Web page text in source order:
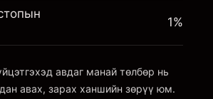
руу орох
~ $
руу орох
1%
авдаг манай төлбөр нь
авах, зарах ханшийн зөрүү юм.